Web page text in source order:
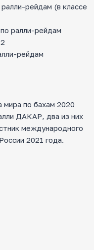
рейдам (в классе
ралли-рейдам
рейдам
мира по бахам 2020
ДАКАР, два из них
международного
2021 года.